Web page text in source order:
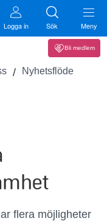
Logga in Sök Meny
Bli medlem
Nyhetsflöde
flera möjligheter